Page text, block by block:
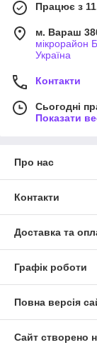
Працює з
м. Вараш
мікрорайон
Україна
Контакти
Сьогодні
Показати
Про нас
Контакти
Доставка та
Графік роботи
Повна версія
Сайт створено